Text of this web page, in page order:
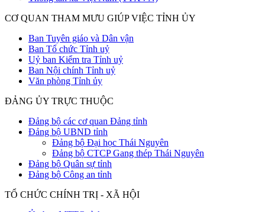
CƠ QUAN THAM MƯU GIÚP VIỆC TỈNH ỦY
Ban Tuyên giáo và Dân vận
Ban Tổ chức Tỉnh uỷ
Uỷ ban Kiểm tra Tỉnh uỷ
Ban Nội chính Tỉnh uỷ
Văn phòng Tỉnh ủy
ĐẢNG ỦY TRỰC THUỘC
Đảng bộ các cơ quan Đảng tỉnh
Đảng bộ UBND tỉnh
Đảng bộ Đại học Thái Nguyên
Đảng bộ CTCP Gang thép Thái Nguyên
Đảng bộ Quân sự tỉnh
Đảng bộ Công an tỉnh
TỔ CHỨC CHÍNH TRỊ - XÃ HỘI